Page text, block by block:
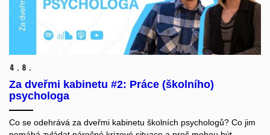
4. 8.
Za dveřmi kabinetu #2: Práce (školního)
psychologa
Co se odehrává za dveřmi kabinetu školních psychologů? Co jim